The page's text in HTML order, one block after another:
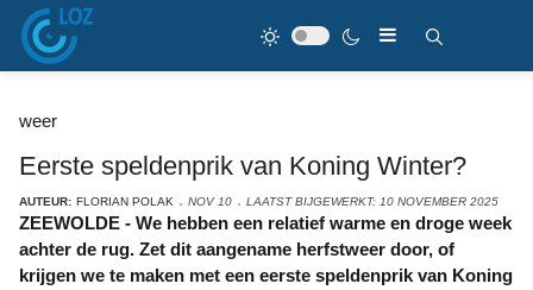
weer
Eerste speldenprik van Koning Winter?
AUTEUR: FLORIAN POLAK NOV 10 LAATST BIJGEWERKT: 10 NOVEMBER 2025
ZEEWOLDE - We hebben een relatief warme en droge week
achter de rug. Zet dit aangename herfstweer door, of
krijgen we te maken met een eerste speldenprik van Koning